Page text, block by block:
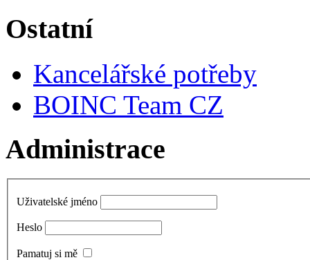
Ostatní
Kancelářské potřeby
BOINC Team CZ
Administrace
Uživatelské jméno
Heslo
Pamatuj si mě